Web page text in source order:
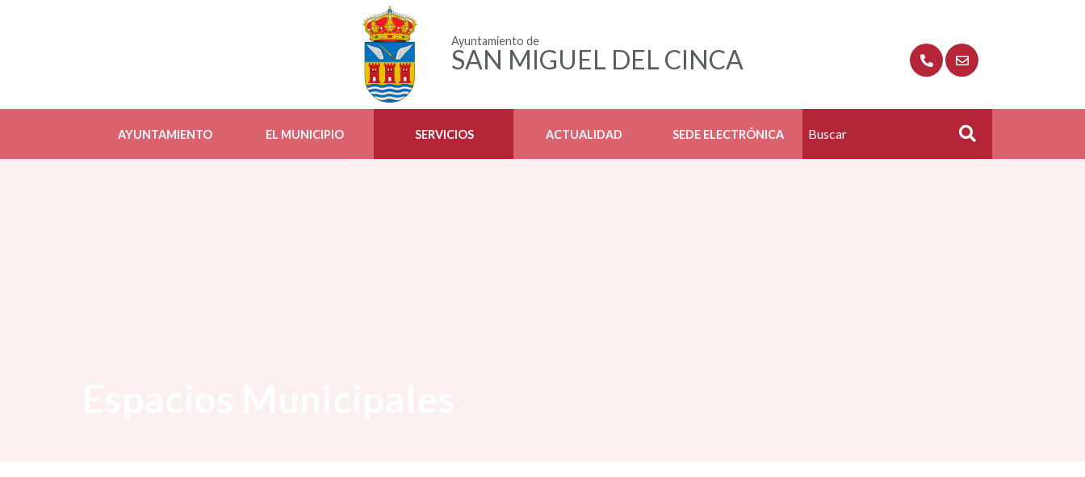
Ayuntamiento de
SAN MIGUEL DEL CINCA
AYUNTAMIENTO EL MUNICIPIO SERVICIOS ACTUALIDAD SEDE ELECTRÓNICA Buscar